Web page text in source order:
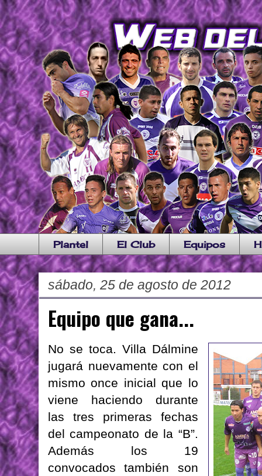
Plantel El Club Equipos
sábado, 25 de agosto de 2012
Equipo que gana...
No se toca. Villa Dálmine
jugará nuevamente con el
mismo once inicial que lo
viene haciendo durante
las tres primeras fechas
del campeonato de la “B”.
Además los 19
convocados también son